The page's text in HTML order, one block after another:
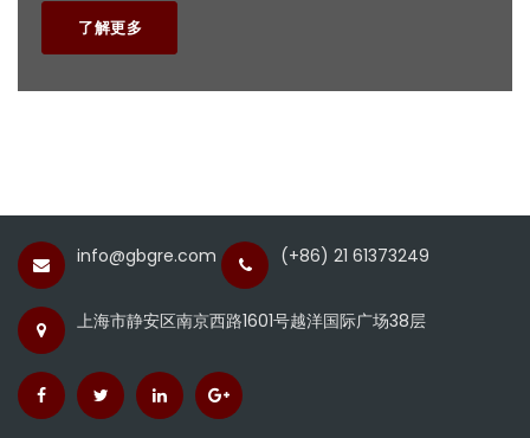
了解更多
info@gbgre.com (+86) 21 61373249
上海市静安区南京西路1601号越洋国际广场38层